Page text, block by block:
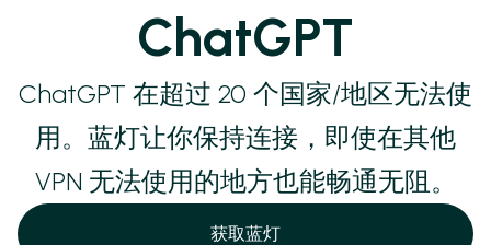
ChatGPT
ChatGPT 在超过 20 个国家/地区无法使
用。蓝灯让你保持连接，即使在其他
VPN 无法使用的地方也能畅通无阻。
获取蓝灯